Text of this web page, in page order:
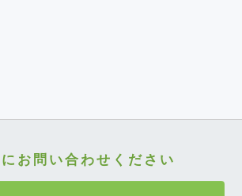
お問い合わせください